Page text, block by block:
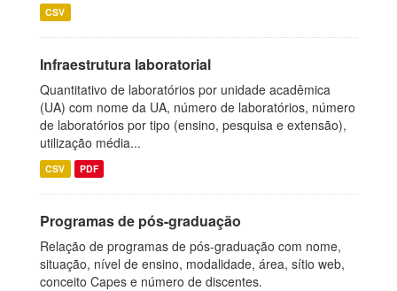
CSV
Infraestrutura laboratorial
Quantitativo de laboratórios por unidade acadêmica
(UA) com nome da UA, número de laboratórios, número
de laboratórios por tipo (ensino, pesquisa e extensão),
utilização média...
CSV PDF
Programas de pós-graduação
Relação de programas de pós-graduação com nome,
situação, nível de ensino, modalidade, área, sítio web,
conceito Capes e número de discentes.